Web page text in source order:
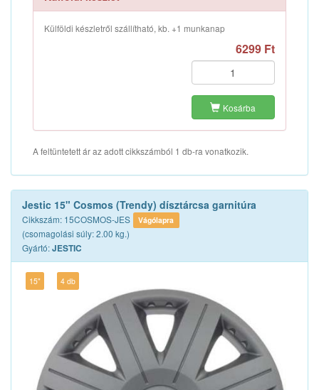
Külföldi készletről szállítható, kb. +1 munkanap
6299 Ft
Kosárba
A feltüntetett ár az adott cikkszámból 1 db-ra vonatkozik.
Jestic 15" Cosmos (Trendy) dísztárcsa garnitúra
Cikkszám: 15COSMOS-JES Vágólapra
(csomagolási súly: 2.00 kg.)
Gyártó:JESTIC
15" 4 db